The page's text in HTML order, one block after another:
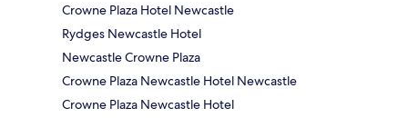
Crowne Plaza Hotel Newcastle
Rydges Newcastle Hotel
Newcastle Crowne Plaza
Crowne Plaza Newcastle Hotel Newcastle
Crowne Plaza Newcastle Hotel